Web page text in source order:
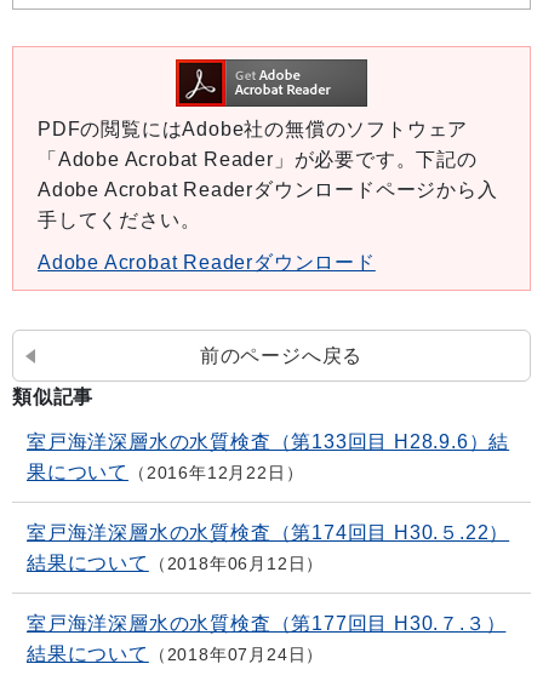
PDFの閲覧にはAdobe社の無償のソフトウェア
「Adobe Acrobat Reader」が必要です。下記の
Adobe Acrobat Readerダウンロードページから入
手してください。
Adobe Acrobat Readerダウンロード
前のページへ戻る
類似記事
室戸海洋深層水の水質検査（第133回目 H28.9.6）結
果について
2016年12月22日
室戸海洋深層水の水質検査（第174回目 H30.５.22）
結果について
2018年06月12日
室戸海洋深層水の水質検査（第177回目 H30.７.３）
結果について
2018年07月24日